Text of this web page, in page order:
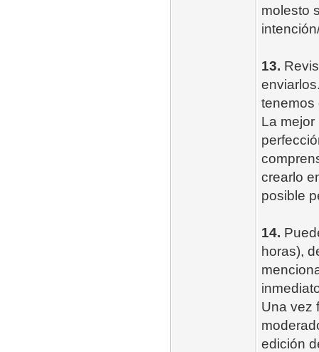
molesto
13.
tenemos
La
crearlo
posible
14.
horas),
Una vez
edición